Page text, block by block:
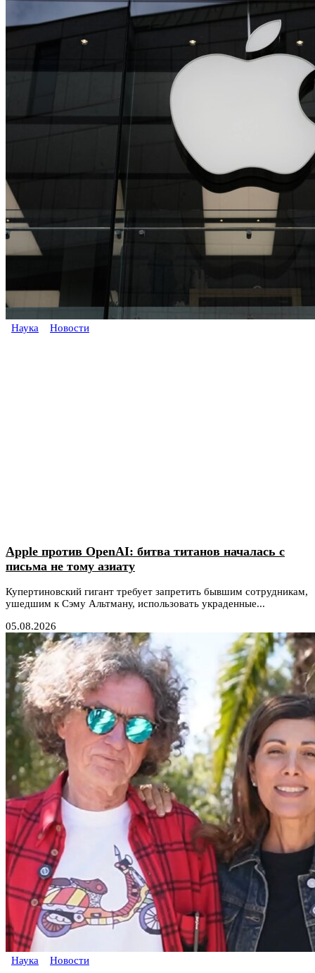
Наука Новости
Apple против OpenAI: битва титанов началась с
письма не тому азиату
Купертиновский гигант требует запретить бывшим сотрудникам,
ушедшим к Сэму Альтману, использовать украденные...
05.08.2026
Наука Новости